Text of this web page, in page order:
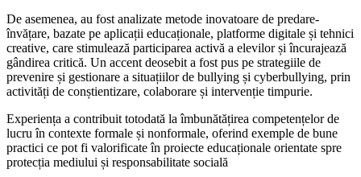
De asemenea, au fost analizate metode inovatoare de predare-
învățare, bazate pe aplicații educaționale, platforme digitale și tehnici
creative, care stimulează participarea activă a elevilor și încurajează
gândirea critică. Un accent deosebit a fost pus pe strategiile de
prevenire și gestionare a situațiilor de bullying și cyberbullying, prin
activități de conștientizare, colaborare și intervenție timpurie.
Experiența a contribuit totodată la îmbunătățirea competențelor de
lucru în contexte formale și nonformale, oferind exemple de bune
practici ce pot fi valorificate în proiecte educaționale orientate spre
protecția mediului și responsabilitate socială